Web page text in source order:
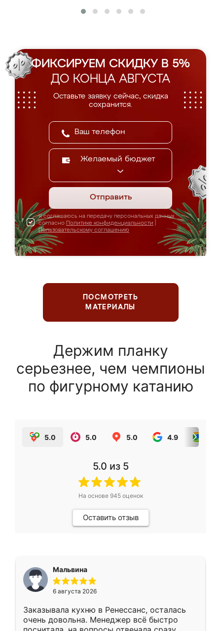
ФИКСИРУЕМ СКИДКУ В 5%
ДО КОНЦА АВГУСТА
Оставьте заявку сейчас, скидка
сохранится.
Желаемый бюджет
Отправить
Я соглашаюсь на передачу персональных данных
согласно Политике конфиденциальности
Пользовательскому соглашению
ПОСМОТРЕТЬ
МАТЕРИАЛЫ
Держим планку
серьезнее, чем чемпионы
по фигурному катанию
5.0 5.0 5.0 4.9
5.0 из 5
На основе 945оценок
Оставить отзыв
Мальвина
6 августа 2026
Заказывала кухню в Ренессанс, осталась
очень довольна. Менеджер всё быстро